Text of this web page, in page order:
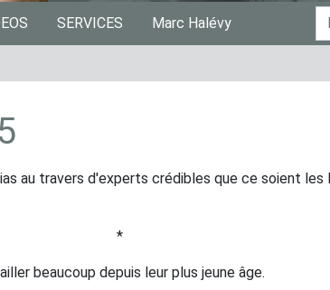
SERVICES Marc Halévy
au travers d'experts crédibles que ce soient
*
beaucoup depuis leur plus jeune âge.